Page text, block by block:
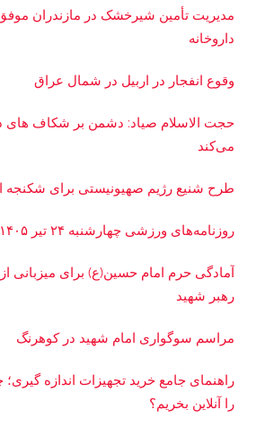
داروخانه
وقوع انفجار در اربیل در شمال عراق
حجت الاسلام صیاد: دشمن بر شکاف‌ های
می‌کند
طرح شنیع رژیم صهیونیستی برای شکنجه
روزنامه‌های ورزشی چهارشنبه ۲۴ تیر ۱۴۰۵
آمادگی حرم امام حسین(ع) برای میزبانی
رهبر شهید
مراسم سوگواری امام شهید در کوهرنگ
راهنمای جامع خرید تجهیزات اندازه گیری؛
را آنلاین بخریم؟